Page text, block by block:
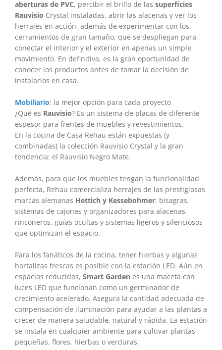
aberturas de PVC, percibir el brillo de las superficies
Rauvisio Crystal instaladas, abrir las alacenas y ver los
herrajes en acción, además de experimentar con los
cerramientos de gran tamaño, que se despliegan para
conectar el interior y el exterior en apenas un simple
movimiento. En definitiva, es la gran oportunidad de
conocer los productos antes de tomar la decisión de
instalarlos en casa.
Mobiliario: la mejor opción para cada proyecto
¿Qué es Rauvisio? Es un sistema de placas de diferente
espesor para frentes de muebles y revestimientos.
En la cocina de Casa Rehau están expuestas (y
combinadas) la colección Rauvisio Crystal y la gran
tendencia: el Rauvisio Negro Mate.
Además, para que los muebles tengan la funcionalidad
perfecta, Rehau comercializa herrajes de las prestigiosas
marcas alemanas Hettich y Kessebohmer: bisagras,
sistemas de cajones y organizadores para alacenas,
rinconeros, guías ocultas y sistemas ligeros y silenciosos
que optimizan el espacio.
Para los fanáticos de la cocina, tener hierbas y algunas
hortalizas frescas es posible con la estación LED. Aún en
espacios reducidos, Smart Garden es una maceta con
luces LED que funcionan como un germinador de
crecimiento acelerado. Asegura la cantidad adecuada de
compensación de iluminación para ayudar a las plantas a
crecer de manera saludable, natural y rápida. La estación
se instala en cualquier ambiente para cultivar plantas
pequeñas, flores, hierbas o verduras.